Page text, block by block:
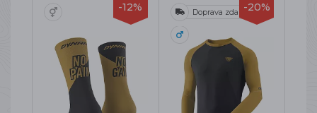
-12% -20%
Doprava zdarma